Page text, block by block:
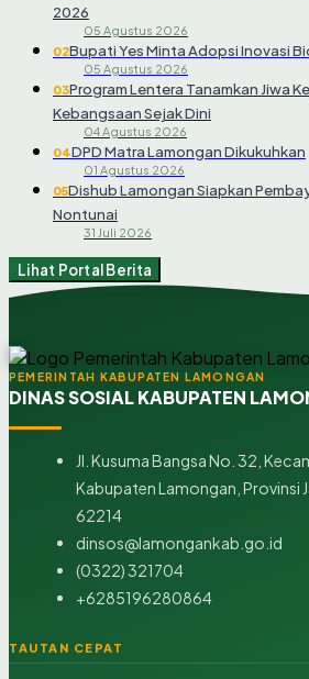
2026
05 Agustus 2026
02Bupati Yes Minta Adopsi Inovasi
05 Agustus 2026
03Program Lentera Tanamkan Jiwa
Kebangsaan Sejak Dini
04 Agustus 2026
04DPD Matra Lamongan Dikukuhkan
01 Agustus 2026
05Dishub Lamongan Siapkan
Nontunai
31 Juli 2026
Lihat Portal Berita
PEMERINTAH KABUPATEN LAMONGAN
DINAS SOSIAL KABUPATEN
Jl. Kusuma Bangsa No. 32,
Kabupaten Lamongan, Provinsi
62214
dinsos@lamongankab.go.id
(0322) 321704
+6285196280864
TAUTAN CEPAT